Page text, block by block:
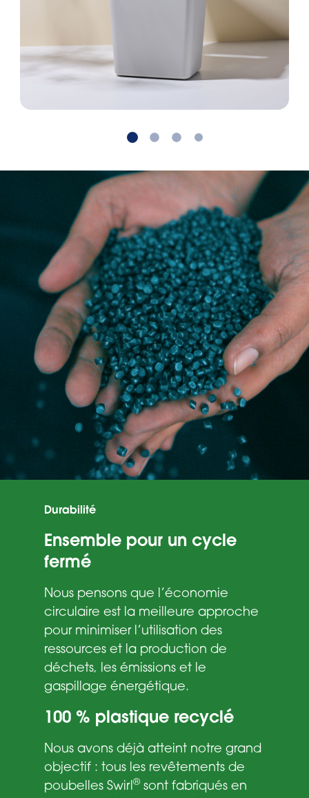
Retour
Suivant
Durabilité
Ensemble pour un cycle
fermé
Nous pensons que l’économie
circulaire est la meilleure approche
pour minimiser l’utilisation des
ressources et la production de
déchets, les émissions et le
gaspillage énergétique.
100 % plastique recyclé
Nous avons déjà atteint notre grand
objectif : tous les revêtements de
poubelles Swirl® sont fabriqués en